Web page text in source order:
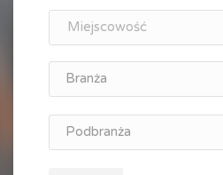
Branża
Podbranża